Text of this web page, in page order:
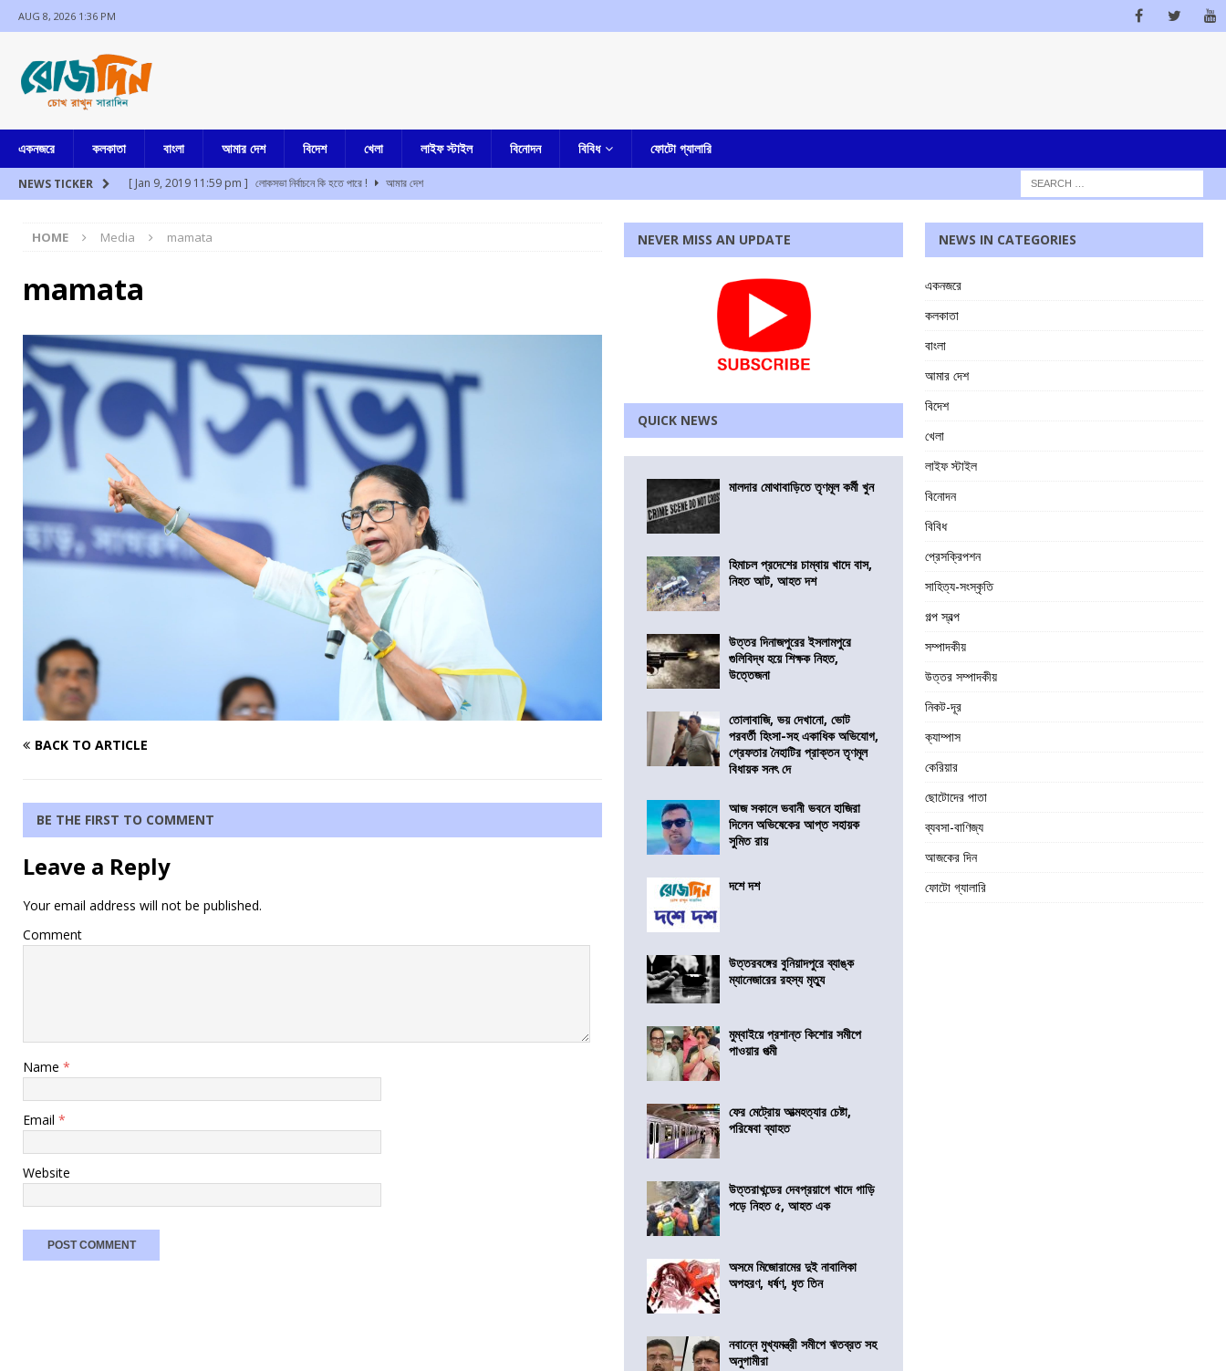
AUG 8, 2026 1:36 PM
একনজরে কলকাতা বাংলা আমার দেশ বিদেশ খেলা লাইফ স্টাইল বিনোদন বিবিধ ফোটো গ্যালারি
NEWS TICKER [ Jan 9, 2019 11:59 pm ] লোকসভা নির্বাচনে কি হতে পারে !
আমার দেশ
[ Aug 8, 2026 12:32 pm ]
আমার বাংলা
[ Aug 8, 2026 10:46 am ] আজ সকালে ভবানী ভবনে হাজিরা দিলেন অভিষেকের আপ্ত সহায়ক সুমিত রায়
আমার বাংলা
[ Jul 17, 2024 3:35 pm ] চুরির অপবাদে একই পরিবারের ৩ সদস্যকে মারধোর, উত্তেজনা ডোমজুর এলাকায়..
HOME Media mamata
mamata
BACK TO ARTICLE
BE THE FIRST TO COMMENT
Leave a Reply
Your email address will not be published.
Comment
Name *
Email *
Website
NEVER MISS AN UPDATE
QUICK NEWS
মালদার মোথাবাড়িতে তৃণমূল কর্মী খুন
হিমাচল প্রদেশের চাম্বায় খাদে বাস,
নিহত আট, আহত দশ
উত্তর দিনাজপুরের ইসলামপুরে
গুলিবিদ্ধ হয়ে শিক্ষক নিহত,
উত্তেজনা
তোলাবাজি, ভয় দেখানো, ভোট
পরবর্তী হিংসা-সহ একাধিক অভিযোগ,
গ্রেফতার নৈহাটির প্রাক্তন তৃণমূল
বিধায়ক সনৎ দে
আজ সকালে ভবানী ভবনে হাজিরা
দিলেন অভিষেকের আপ্ত সহায়ক
সুমিত রায়
দশে দশ
উত্তরবঙ্গের বুনিয়াদপুরে ব্যাঙ্ক
ম্যানেজারের রহস্য মৃত্যু
মুম্বাইয়ে প্রশান্ত কিশোর সমীপে
পাওয়ার পত্মী
ফের মেট্রোয় আত্মহত্যার চেষ্টা,
পরিষেবা ব্যাহত
উত্তরাখন্ডের দেবপ্রয়াগে খাদে গাড়ি
পড়ে নিহত ৫, আহত এক
অসমে মিজোরামের দুই নাবালিকা
অপহরণ, ধর্ষণ, ধৃত তিন
নবান্নে মুখ্যমন্ত্রী সমীপে ঋতব্রত সহ
অনুগামীরা
NEWS IN CATEGORIES
একনজরে
কলকাতা
বাংলা
আমার দেশ
বিদেশ
খেলা
লাইফ স্টাইল
বিনোদন
বিবিধ
প্রেসক্রিপশন
সাহিত্য-সংস্কৃতি
গল্প স্বল্প
সম্পাদকীয়
উত্তর সম্পাদকীয়
নিকট-দূর
ক্যাম্পাস
কেরিয়ার
ছোটোদের পাতা
ব্যবসা-বাণিজ্য
আজকের দিন
ফোটো গ্যালারি